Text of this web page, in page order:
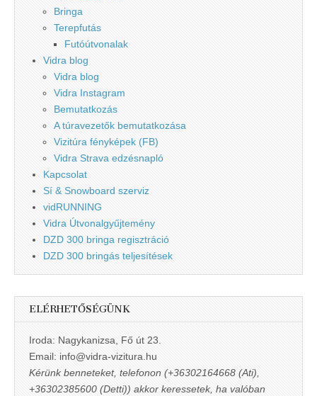
Bringa
Terepfutás
Futóútvonalak
Vidra blog
Vidra blog
Vidra Instagram
Bemutatkozás
A túravezetők bemutatkozása
Vizitúra fényképek (FB)
Vidra Strava edzésnapló
Kapcsolat
Sí & Snowboard szerviz
vidRUNNING
Vidra Útvonalgyűjtemény
DZD 300 bringa regisztráció
DZD 300 bringás teljesítések
ELÉRHETŐSÉGÜNK
Iroda: Nagykanizsa, Fő út 23.
Email: info@vidra-vizitura.hu
Kérünk benneteket, telefonon (+36302164668 (Ati),
+36302385600 (Detti)) akkor keressetek, ha valóban